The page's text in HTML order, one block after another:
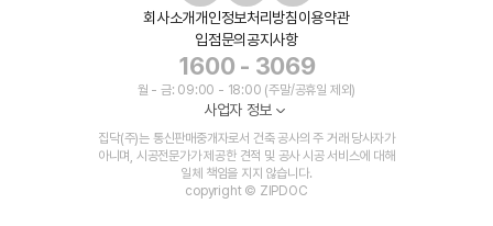
회사소개개인정보처리방침이용약관
입점문의 공지사항
1600 - 3069
월 - 금: 09:00 - 18:00 (주말/공휴일 제외)
사업자 정보
집닥(주)는 통신판매중개자로서 건축 공사의 주 거래 당사자가
아니며, 시공전문가가 제공한 견적 및 공사 시공 서비스에 대해
일체 책임을 지지 않습니다.
copyright © ZIPDOC